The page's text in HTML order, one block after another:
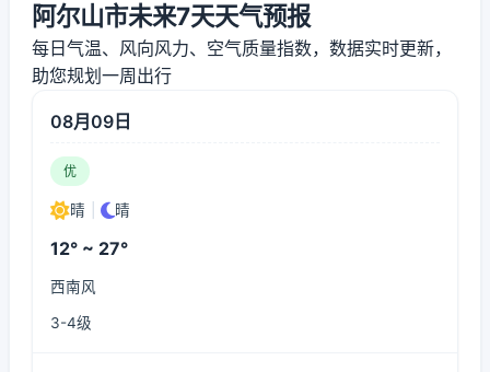
阿尔山市未来7天天气预报
每日气温、风向风力、空气质量指数，数据实时更新，
助您规划一周出行
08月09日
优
晴 晴
12° ~ 27°
西南风
3-4级